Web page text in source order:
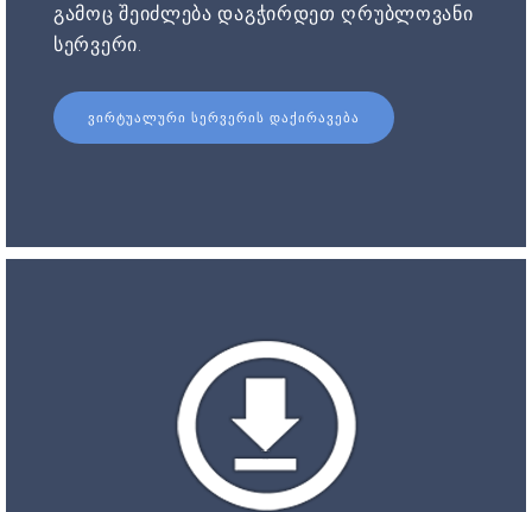
გამოც შეიძლება დაგჭირდეთ ღრუბლოვანი
სერვერი.
ᲕᲘᲠᲢᲣᲐᲚᲣᲠᲘ ᲡᲔᲠᲕᲔᲠᲘᲡ ᲓᲐᲥᲘᲠᲐᲕᲔᲑᲐ